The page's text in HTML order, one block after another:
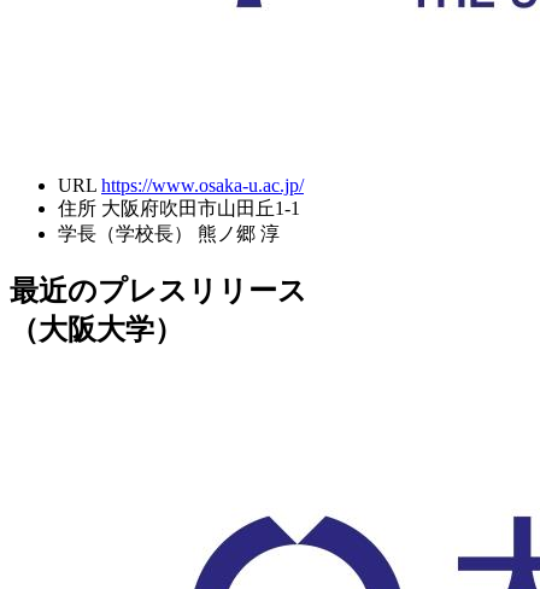
URL https://www.osaka-u.ac.jp/
住所 大阪府吹田市山田丘1-1
学長（学校長）
熊ノ郷 淳
最近のプレスリリース
（大阪大学）